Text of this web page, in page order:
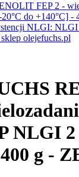
NLGI 2
g -